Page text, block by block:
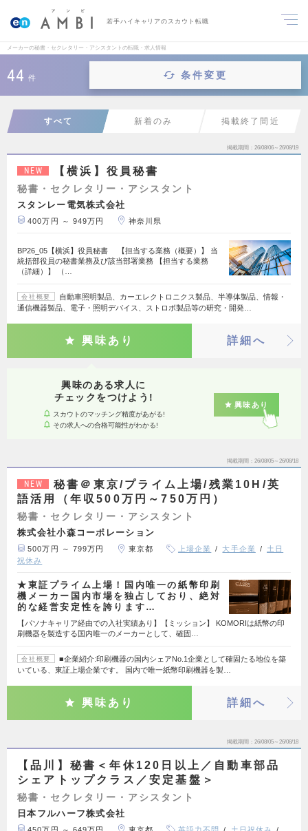
若手ハイキャリアのスカウト転職
メーカーの秘書・セクレタリー・アシスタントの転職・求人情報
44 件 条件変更
すべて 新着のみ 掲載終了間近
掲載期間 26/08/06～26/08/19
NEW 【横浜】役員秘書
秘書・セクレタリー・アシスタント
スタンレー電気株式会社
400万円 ～ 949万円 神奈川県
BP26_05【横浜】役員秘書 【担当する業務（概要）】 当
統括部役員の秘書業務及び該当部署業務 【担当する業務
（詳細）】 （…
会社概要
自動車照明製品、カーエレクトロニクス製品、半導体製品、情報・
通信機器製品、電子・照明デバイス、ストロボ製品等の研究・開発…
興味あり 詳細へ
興味のある求人に
チェックをつけよう!
スカウトのマッチング精度があがる!
その求人への合格可能性がわかる!
興味あり
掲載期間 26/08/05～26/08/18
NEW
秘書＠東京/プライム上場/残業10H/英
語活用（年収500万円～750万円）
秘書・セクレタリー・アシスタント
株式会社小森コーポレーション
500万円 ～ 799万円 東京都 上場企業 大手企業
土日
祝休み
★東証プライム上場！国内唯一の紙幣印刷
機メーカー国内市場を独占しており、絶対
的な経営安定性を誇ります…
【パソナキャリア経由での入社実績あり】【ミッション】 KOMORIは紙幣の印
刷機器を製造する国内唯一のメーカーとして、確固…
会社概要
■企業紹介:印刷機器の国内シェアNo.1企業として確固たる地位を築
いている、東証上場企業です。 国内で唯一紙幣印刷機器を製…
興味あり 詳細へ
掲載期間 26/08/05～26/08/18
【品川】秘書＜年休120日以上／自動車部品
シェアトップクラス／安定基盤＞
秘書・セクレタリー・アシスタント
日本フルハーフ株式会社
450万円 ～ 649万円 東京都 英語力不問
土日祝休み